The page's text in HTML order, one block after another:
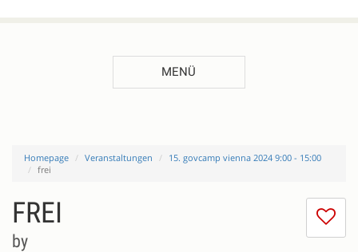
MENÜ
Homepage Veranstaltungen
15. govcamp vienna 2024 9:00 - 15:00
frei
FREI
by